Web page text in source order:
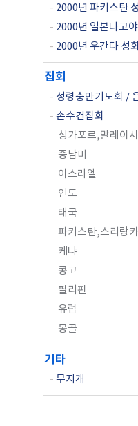
- 2000년 파키스탄
- 2000년 일본나고야
- 2000년 우간다 성회
집회
- 성령충만기도회 /
- 손수건집회
싱가포르,말레이
중남미
이스라엘
인도
태국
파키스탄,스리랑카
케냐
콩고
필리핀
유럽
몽골
기타
- 무지개